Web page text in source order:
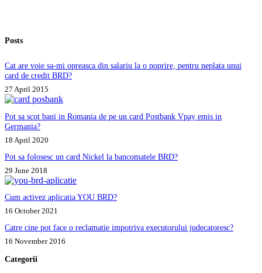
Posts
Cat are voie sa-mi opreasca din salariu la o poprire, pentru neplata unui
card de credit BRD?
27 April 2015
Pot sa scot bani in Romania de pe un card Postbank Vpay emis in
Germania?
18 April 2020
Pot sa folosesc un card Nickel la bancomatele BRD?
29 June 2018
Cum activez aplicatia YOU BRD?
16 October 2021
Catre cine pot face o reclamatie impotriva executorului judecatoresc?
16 November 2016
Categorii